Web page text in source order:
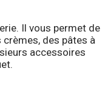
Il vous permet de
des pâtes à
accessoires